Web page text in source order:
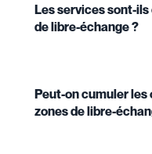
Les services sont-
de libre-échange ?
Peut-on cumuler
zones de libre-